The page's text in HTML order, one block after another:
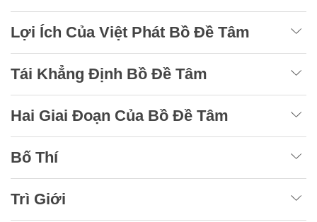
Lợi Ích Của Việt Phát Bồ Đề Tâm
Tái Khẳng Định Bồ Đề Tâm
Hai Giai Đoạn Của Bồ Đề Tâm
Bố Thí
Trì Giới